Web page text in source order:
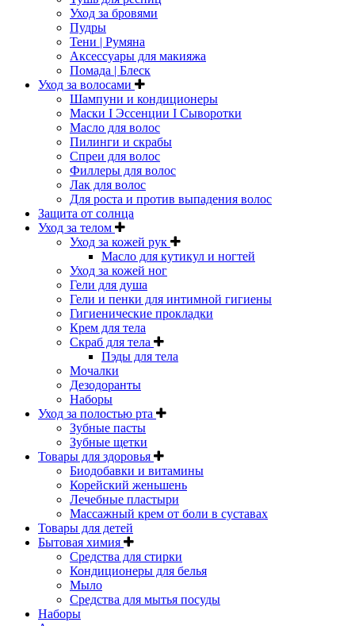
Уход за бровями
Пудры
Тени | Румяна
Аксессуары для макияжа
Помада | Блеск
Уход за волосами
Шампуни и кондиционеры
Маски I Эссенции I Сыворотки
Масло для волос
Пилинги и скрабы
Спреи для волос
Филлеры для волос
Лак для волос
Для роста и против выпадения волос
Защита от солнца
Уход за телом
Уход за кожей рук
Масло для кутикул и ногтей
Уход за кожей ног
Гели для душа
Гели и пенки для интимной гигиены
Гигиенические прокладки
Крем для тела
Скраб для тела
Пэды для тела
Мочалки
Дезодоранты
Наборы
Уход за полостью рта
Зубные пасты
Зубные щетки
Товары для здоровья
Биодобавки и витамины
Корейский женьшень
Лечебные пластыри
Массажный крем от боли в суставах
Товары для детей
Бытовая химия
Средства для стирки
Кондиционеры для белья
Мыло
Средства для мытья посуды
Наборы